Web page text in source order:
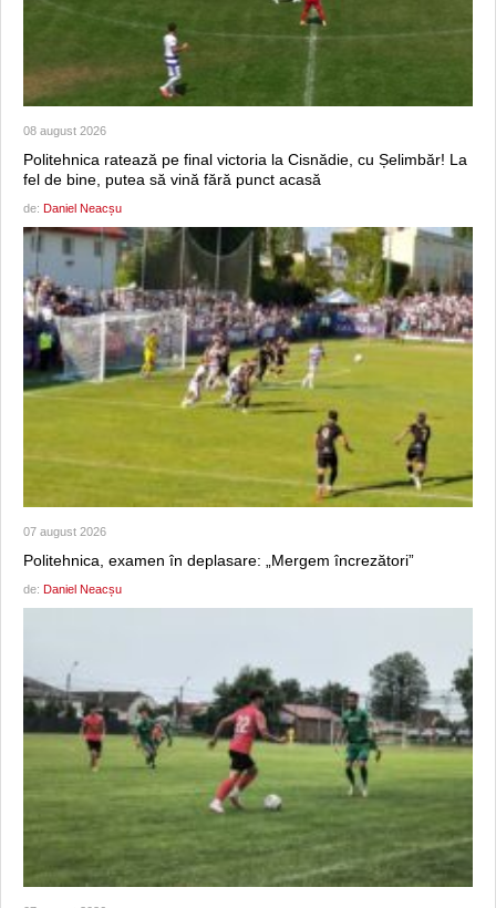
08 august 2026
Politehnica ratează pe final victoria la Cisnădie, cu Șelimbăr! La
fel de bine, putea să vină fără punct acasă
de: Daniel Neacșu
07 august 2026
Politehnica, examen în deplasare: „Mergem încrezători”
de: Daniel Neacșu